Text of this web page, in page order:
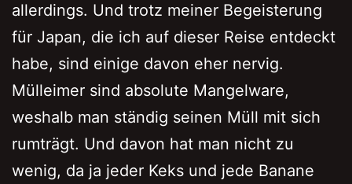
allerdings. Und trotz meiner Begeisterung
für Japan, die ich auf dieser Reise entdeckt
habe, sind einige davon eher nervig.
Mülleimer sind absolute Mangelware,
weshalb man ständig seinen Müll mit sich
rumträgt. Und davon hat man nicht zu
wenig, da ja jeder Keks und jede Banane